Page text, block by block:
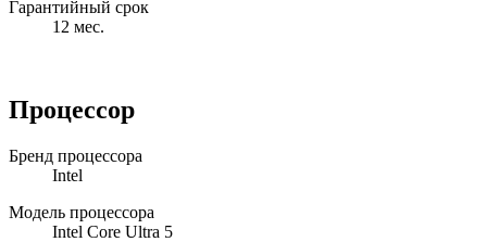
Гарантийный срок
12 мес.
Процессор
Бренд процессора
Intel
Модель процессора
Intel Core Ultra 5